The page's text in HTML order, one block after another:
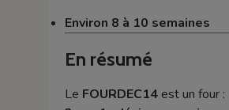
Environ 8 à 10 semaines
En résumé
Le FOURDEC14est un four :